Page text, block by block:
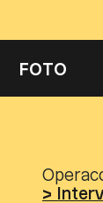
FOTO
>